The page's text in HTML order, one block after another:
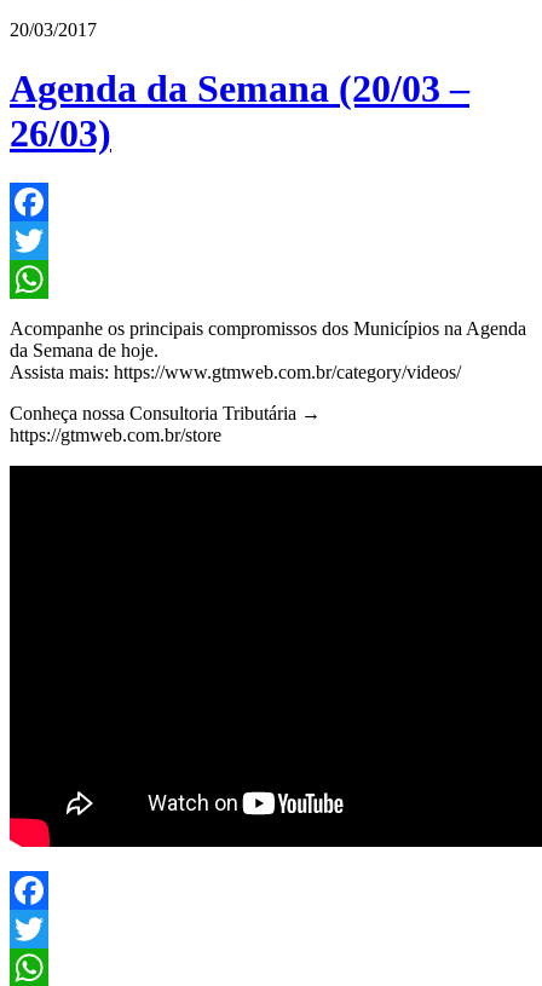
20/03/2017
Agenda da Semana (20/03 –
26/03)
Facebook
Twitter
WhatsApp
Acompanhe os principais compromissos dos Municípios na Agenda
da Semana de hoje.
Assista mais: https://www.gtmweb.com.br/category/videos/
Conheça nossa Consultoria Tributária →
https://gtmweb.com.br/store
Facebook
Twitter